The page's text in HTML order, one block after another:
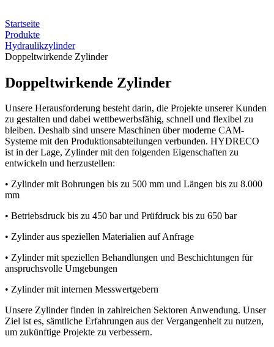
Startseite
Produkte
Hydraulikzylinder
Doppeltwirkende Zylinder
Doppeltwirkende Zylinder
Unsere Herausforderung besteht darin, die Projekte unserer Kunden
zu gestalten und dabei wettbewerbsfähig, schnell und flexibel zu
bleiben. Deshalb sind unsere Maschinen über moderne CAM-
Systeme mit den Produktionsabteilungen verbunden. HYDRECO
ist in der Lage, Zylinder mit den folgenden Eigenschaften zu
entwickeln und herzustellen:
• Zylinder mit Bohrungen bis zu 500 mm und Längen bis zu 8.000
mm
• Betriebsdruck bis zu 450 bar und Prüfdruck bis zu 650 bar
• Zylinder aus speziellen Materialien auf Anfrage
• Zylinder mit speziellen Behandlungen und Beschichtungen für
anspruchsvolle Umgebungen
• Zylinder mit internen Messwertgebern
Unsere Zylinder finden in zahlreichen Sektoren Anwendung. Unser
Ziel ist es, sämtliche Erfahrungen aus der Vergangenheit zu nutzen,
um zukünftige Projekte zu verbessern.